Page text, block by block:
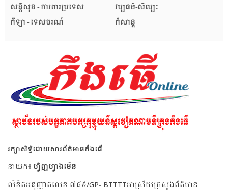
សន្តិសុខ - ការពារប្រទេស
វប្បធម៌-សិល្បៈ
កីឡា - ទេសចរណ៍
កំសាន្ត
រក្សាសិទ្ធិដោយសារព័ត៌មានកឹងធើ
នាយក៖ ហ្វិញហ្វាងម៉េន
លិខិតអនុញាតលេខ ៧៨៩/GP- BTTTTអាស្រ័យក្រសួងព័ត៌មាន